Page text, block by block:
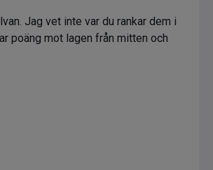
Jag vet inte var du rankar dem i
poäng mot lagen från mitten och